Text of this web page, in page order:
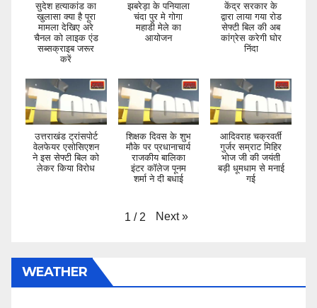
सुदेश हत्याकांड का
खुलासा क्या है पूरा
मामला देखिए अरे
चैनल को लाइक एंड
सब्सक्राइब जरूर
करें
झबरेड़ा के पनियाला
चंदा पुर मे गोगा
महाडी मेले का
आयोजन
केंद्र सरकार के
द्वारा लाया गया रोड
सेफ्टी बिल की अब
कांग्रेस करेगी घोर
निंदा
उत्तराखंड ट्रांसपोर्ट
वेलफेयर एसोसिएशन
ने इस सेफ्टी बिल को
लेकर किया विरोध
शिक्षक दिवस के शुभ
मौके पर प्रधानाचार्य
राजकीय बालिका
इंटर कॉलेज पूनम
शर्मा ने दी बधाई
आदिवराह चक्रवर्ती
गुर्जर सम्राट मिहिर
भोज जी की जयंती
बड़ी धूमधाम से मनाई
गई
1 / 2 Next »
WEATHER